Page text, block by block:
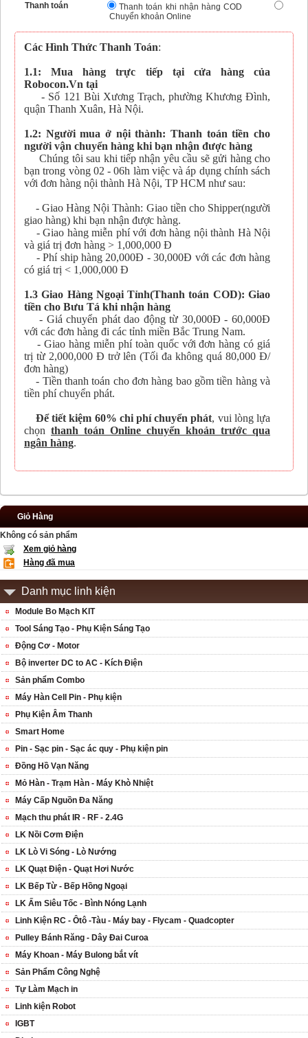
Thanh toán
Thanh toán khi nhận hàng COD
Chuyển khoản Online
Các Hình Thức Thanh Toán:
1.1: Mua hàng trực tiếp tại cửa hàng của
Robocon.Vn tại
- Số 121 Bùi Xương Trạch, phường Khương Đình,
quận Thanh Xuân, Hà Nội.
1.2: Người mua ở nội thành: Thanh toán tiền cho
người vận chuyển hàng khi bạn nhận được hàng
Chúng tôi sau khi tiếp nhận yêu cầu sẽ gửi hàng cho
bạn trong vòng 02 - 06h làm việc và áp dụng chính sách
với đơn hàng nội thành Hà Nội, TP HCM như sau:
- Giao Hàng Nội Thành: Giao tiền cho Shipper(người
giao hàng) khi bạn nhận được hàng.
- Giao hàng miễn phí với đơn hàng nội thành Hà Nội
và giá trị đơn hàng > 1,000,000 Đ
- Phí ship hàng 20,000Đ - 30,000Đ với các đơn hàng
có giá trị < 1,000,000 Đ
1.3 Giao Hàng Ngoại Tỉnh(Thanh toán COD): Giao
tiền cho Bưu Tá khi nhận hàng
- Giá chuyển phát dao động từ 30,000Đ - 60,000Đ
với các đơn hàng đi các tỉnh miền Bắc Trung Nam.
- Giao hàng miễn phí toàn quốc với đơn hàng có giá
trị từ 2,000,000 Đ trở lên (Tối đa không quá 80,000 Đ/
đơn hàng)
- Tiền thanh toán cho đơn hàng bao gồm tiền hàng và
tiền phí chuyển phát.
Để tiết kiệm 60% chi phí chuyển phát, vui lòng lựa
chọn thanh toán Online chuyển khoản trước qua
ngân hàng.
Giỏ Hàng
Không có sản phẩm
Xem giỏ hàng
Hàng đã mua
Danh mục linh kiện
Module Bo Mạch KIT
Tool Sáng Tạo - Phụ Kiện Sáng Tạo
Động Cơ - Motor
Bộ inverter DC to AC - Kích Điện
Sản phẩm Combo
Máy Hàn Cell Pin - Phụ kiện
Phụ Kiện Âm Thanh
Smart Home
Pin - Sạc pin - Sạc ác quy - Phụ kiện pin
Đồng Hồ Vạn Năng
Mỏ Hàn - Trạm Hàn - Máy Khò Nhiệt
Máy Cấp Nguồn Đa Năng
Mạch thu phát IR - RF - 2.4G
LK Nồi Cơm Điện
LK Lò Vi Sóng - Lò Nướng
LK Quạt Điện - Quạt Hơi Nước
LK Bếp Từ - Bếp Hồng Ngoại
LK Ấm Siêu Tốc - Bình Nóng Lạnh
Linh Kiện RC - Ôtô -Tàu - Máy bay - Flycam - Quadcopter
Pulley Bánh Răng - Dây Đai Curoa
Máy Khoan - Máy Bulong bắt vít
Sản Phẩm Công Nghệ
Tự Làm Mạch in
Linh kiện Robot
IGBT